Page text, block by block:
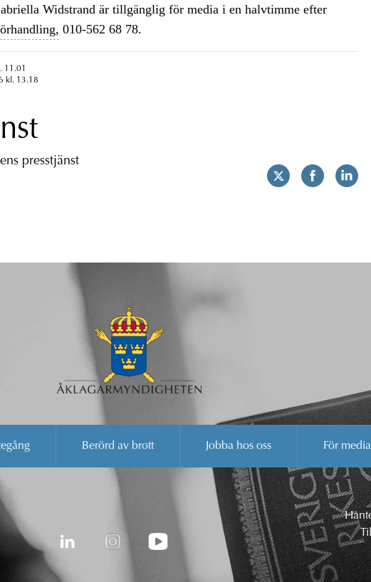
Widstrand är tillgänglig för media i en halvtimme efter
010-562 68 78.
11.01
kl. 13.18
presstjänst
Berörd av brott Jobba hos oss För media